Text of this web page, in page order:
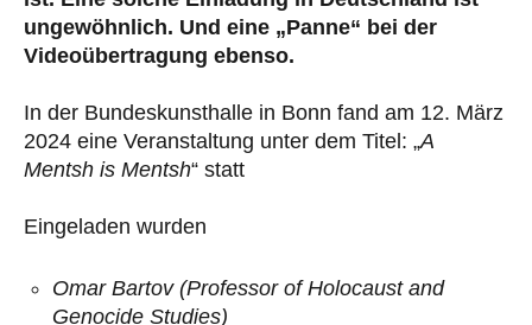
ungewöhnlich. Und eine „Panne“ bei der
Videoübertragung ebenso.
In der Bundeskunsthalle in Bonn fand am 12. März
2024 eine Veranstaltung unter dem Titel: „A
Mentsh is Mentsh“ statt
Eingeladen wurden
Omar Bartov (Professor of Holocaust and
Genocide Studies)